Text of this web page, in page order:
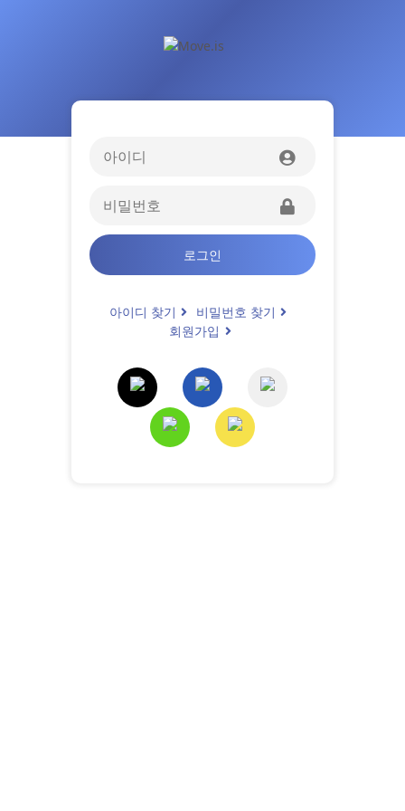
로그인
아이디 찾기
비밀번호 찾기
회원가입